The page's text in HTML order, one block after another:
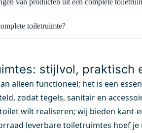
van producten uit een complete
toiletruimte?
stijlvol, praktisch
alleen functioneel; het is een
zodat tegels, sanitair en
wilt realiseren; wij bieden kant-
leverbare toiletruimtes hoef